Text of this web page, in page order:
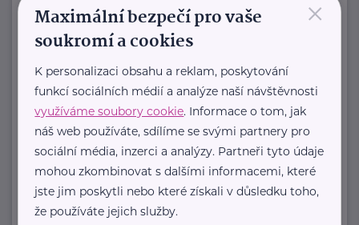
Amelie od roku 2006 pomáhá žít život
s rakovinou:
poskytujeme
psychosociální pomoc
onkologicky nemocným a ...
https://www.amelie-zs.cz/
+420 739 001 123
praha@amelie-zs.cz
×
Maximální bezpečí pro vaše
soukromí a cookies
K personalizaci obsahu a reklam, poskytování
funkcí sociálních médií a analýze naší návštěvnosti
využíváme soubory cookie. Informace o tom, jak
náš web používáte, sdílíme se svými partnery pro
sociální média, inzerci a analýzy. Partneři tyto údaje
mohou zkombinovat s dalšími informacemi, které
jste jim poskytli nebo které získali v důsledku toho,
že používáte jejich služby.